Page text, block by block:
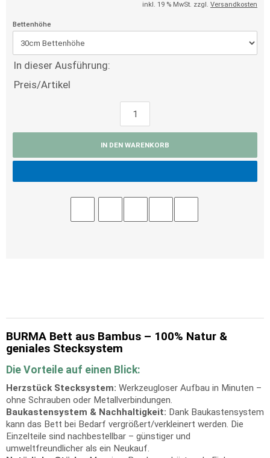
inkl. 19 % MwSt. zzgl. Versandkosten
Bettenhöhe
In dieser Ausführung:
Preis/Artikel
IN DEN WARENKORB
BURMA Bett aus Bambus – 100% Natur &
geniales Stecksystem
Die Vorteile auf einen Blick:
Herzstück Stecksystem: Werkzeugloser Aufbau in Minuten –
ohne Schrauben oder Metallverbindungen.
Baukastensystem & Nachhaltigkeit: Dank Baukastensystem
kann das Bett bei Bedarf vergrößert/verkleinert werden. Die
Einzelteile sind nachbestellbar – günstiger und
umweltfreundlicher als ein Neukauf.